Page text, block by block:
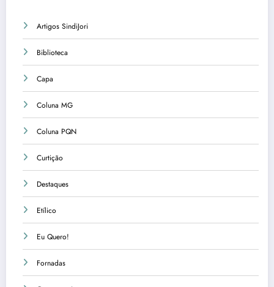
Artigos SindiJori
Biblioteca
Capa
Coluna MG
Coluna PQN
Curtição
Destaques
Etílico
Eu Quero!
Fornadas